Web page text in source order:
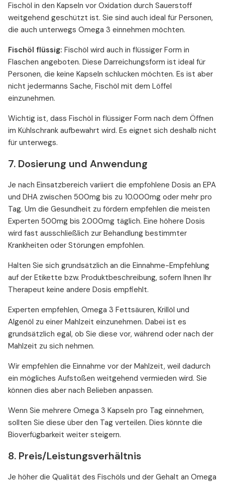
Fischöl in den Kapseln vor Oxidation durch Sauerstoff
weitgehend geschützt ist. Sie sind auch ideal für Personen,
die auch unterwegs Omega 3 einnehmen möchten.
Fischöl flüssig: Fischöl wird auch in flüssiger Form in
Flaschen angeboten. Diese Darreichungsform ist ideal für
Personen, die keine Kapseln schlucken möchten. Es ist aber
nicht jedermanns Sache, Fischöl mit dem Löffel
einzunehmen.
Wichtig ist, dass Fischöl in flüssiger Form nach dem Öffnen
im Kühlschrank aufbewahrt wird. Es eignet sich deshalb nicht
für unterwegs.
7. Dosierung und Anwendung
Je nach Einsatzbereich variiert die empfohlene Dosis an EPA
und DHA zwischen 500mg bis zu 10.000mg oder mehr pro
Tag. Um die Gesundheit zu fördern empfehlen die meisten
Experten 500mg bis 2.000mg täglich. Eine höhere Dosis
wird fast ausschließlich zur Behandlung bestimmter
Krankheiten oder Störungen empfohlen.
Halten Sie sich grundsätzlich an die Einnahme-Empfehlung
auf der Etikette bzw. Produktbeschreibung, sofern Ihnen Ihr
Therapeut keine andere Dosis empfiehlt.
Experten empfehlen, Omega 3 Fettsäuren, Krillöl und
Algenöl zu einer Mahlzeit einzunehmen. Dabei ist es
grundsätzlich egal, ob Sie diese vor, während oder nach der
Mahlzeit zu sich nehmen.
Wir empfehlen die Einnahme vor der Mahlzeit, weil dadurch
ein mögliches Aufstoßen weitgehend vermieden wird. Sie
können dies aber nach Belieben anpassen.
Wenn Sie mehrere Omega 3 Kapseln pro Tag einnehmen,
sollten Sie diese über den Tag verteilen. Dies könnte die
Bioverfügbarkeit weiter steigern.
8. Preis/Leistungsverhältnis
Je höher die Qualität des Fischöls und der Gehalt an Omega